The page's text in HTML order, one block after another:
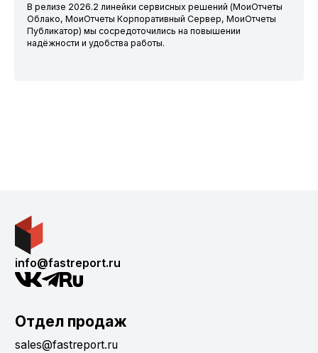
В релизе 2026.2 линейки сервисных решений (МоиОтчеты
Облако, МоиОтчеты Корпоративный Сервер, МоиОтчеты
Публикатор) мы сосредоточились на повышении
надёжности и удобства работы.
info@fastreport.ru
Отдел продаж
sales@fastreport.ru